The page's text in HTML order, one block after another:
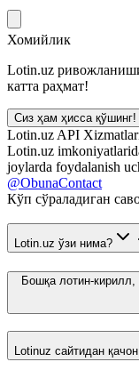
Хомийлик
Lotin.uz
катта раҳмат!
Сиз ҳам ҳисса қўшинг!
Lotin.uz API
Lotin.uz
joylarda foydalanish
@ObunaContact
Кўп сўраладиган
Lotin.uz ўзи нима?
Бошқа лотин-
Lotinuz сайтидан